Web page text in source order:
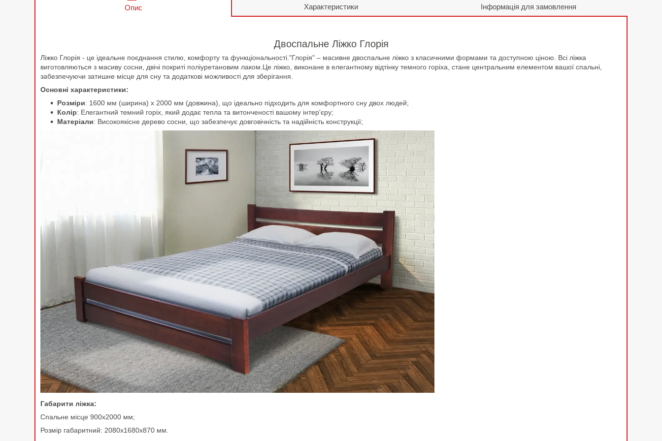
Опис Характеристики Інформація для замовлення
Двоспальне Ліжко Глорія
Ліжко Глорія - це ідеальне поєднання стилю, комфорту та функціональності."Глорія" – масивне двоспальне ліжко з класичними формами та доступною ціною. Всі ліжка
виготовляються з масиву сосни, двічі покриті поліуретановим лаком.Це ліжко, виконане в елегантному відтінку темного горіха, стане центральним елементом вашої спальні,
забезпечуючи затишне місце для сну та додаткові можливості для зберігання.
Основні характеристики:
Розміри: 1600 мм (ширина) x 2000 мм (довжина), що ідеально підходить для комфортного сну двох людей;
Колір: Елегантний темний горіх, який додає тепла та витонченості вашому інтер'єру;
Матеріали: Високоякісне дерево сосни, що забезпечує довговічність та надійність конструкції;
Габарити ліжка:
Спальне місце 900х2000 мм;
Розмір габаритний: 2080х1680х870 мм.